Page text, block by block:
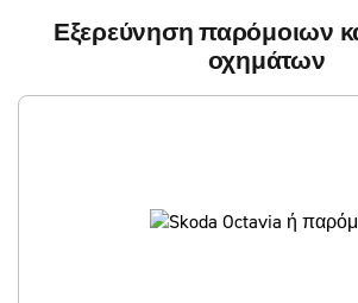
Εξερεύνηση παρόμοιων
οχημάτων